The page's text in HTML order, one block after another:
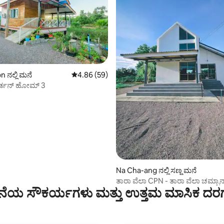
43 ವಿಮರ್ಶೆಗಳು
ನಲ್ಲಿ ಮನೆ 5 ರಲ್ಲಿ 4.86 ಸರಾಸರಿ ರೇಟಿಂಗ್, 59 ವಿಮರ್ಶೆಗಳು
4.86 (59)
ಹೋಮ್ 3
Na Cha-ang ನಲ್ಲಿ ಸಣ್ಣ ಮನೆ
ತಾರಾ ವೆಲಾ CPN - ತಾರಾ ವೆಲಾ
ಸೌಕರ್ಯಗಳು ಮತ್ತು ಉತ್ತಮ ಮಾಸಿಕ